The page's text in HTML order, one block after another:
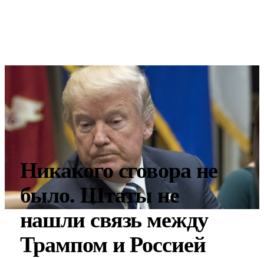
Никакого сговора не
было. Штаты не
нашли связь между
Трампом и Россией